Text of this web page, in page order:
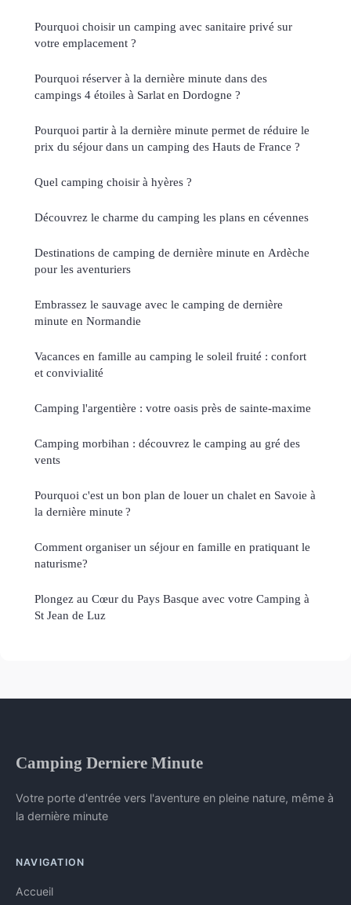
Pourquoi choisir un camping avec sanitaire privé sur
votre emplacement ?
Pourquoi réserver à la dernière minute dans des
campings 4 étoiles à Sarlat en Dordogne ?
Pourquoi partir à la dernière minute permet de réduire le
prix du séjour dans un camping des Hauts de France ?
Quel camping choisir à hyères ?
Découvrez le charme du camping les plans en cévennes
Destinations de camping de dernière minute en Ardèche
pour les aventuriers
Embrassez le sauvage avec le camping de dernière
minute en Normandie
Vacances en famille au camping le soleil fruité : confort
et convivialité
Camping l'argentière : votre oasis près de sainte-maxime
Camping morbihan : découvrez le camping au gré des
vents
Pourquoi c'est un bon plan de louer un chalet en Savoie à
la dernière minute ?
Comment organiser un séjour en famille en pratiquant le
naturisme?
Plongez au Cœur du Pays Basque avec votre Camping à
St Jean de Luz
Camping Derniere Minute
Votre porte d'entrée vers l'aventure en pleine nature, même à
la dernière minute
NAVIGATION
Accueil